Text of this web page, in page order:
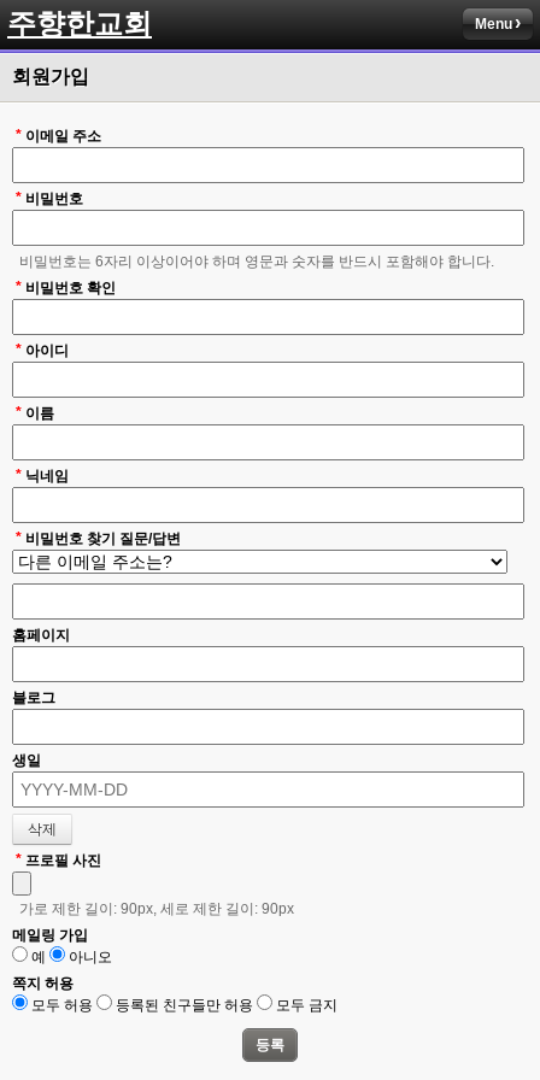
주향한교회 Menu
회원가입
이메일 주소
*
비밀번호
*
비밀번호는 6자리 이상이어야 하며 영문과 숫자를 반드시 포함해야 합니다.
비밀번호 확인
*
* 아이디
* 이름
* 닉네임
* 비밀번호 찾기 질문/답변
홈페이지
블로그
생일
* 프로필 사진
가로 제한 길이: 90px, 세로 제한 길이: 90px
메일링 가입
예
아니오
쪽지 허용
모두 허용
등록된 친구들만 허용 모두 금지